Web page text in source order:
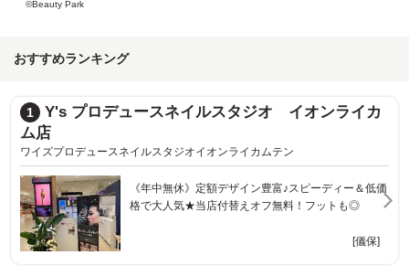
©Beauty Park
おすすめランキング
1
Y's プロデュースネイルスタジオ イオンライカ
ム店
ワイズプロデュースネイルスタジオイオンライカムテン
《年中無休》定額デザイン豊富♪スピーディー＆低価
格で大人気★当店付替えオフ無料！フットも◎
[儀保]